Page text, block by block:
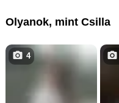
Olyanok, mint Csilla
4